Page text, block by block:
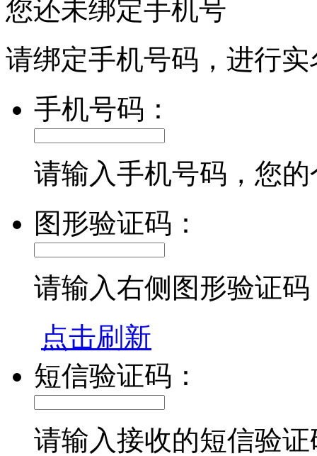
您还未绑定手机号
请绑定手机号码，进行
手机号码：
请输入手机号码，您
图形验证码：
请输入右侧图形验证码
点击刷新
短信验证码：
请输入接收的短信验证